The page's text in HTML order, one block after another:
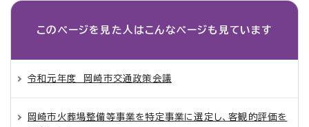
このページを見た人は こんなページも見ています
令和元年度 岡崎市交通政策会議
岡崎市火葬場整備等事業を特定事業に選定し、客観的評価を